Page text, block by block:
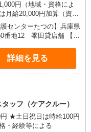
円（地域・資格によ
月給20,000円加算（資格
30,000円上限／月） 別途
間15時間）残業代全額支
センターたつの】兵庫県
番地12 黍田貸店舗 【在
IDA Bldg 101号室
】兵庫県加古川市加古
ヤルコーポ加古川103
6 アプローズ富田林
ー豊中】大阪府豊中市
グランツ豊中 1階2号
尾】大阪府八尾市若林町
詳細を見る
ッフ（ケアクルー）
円
・経験等による